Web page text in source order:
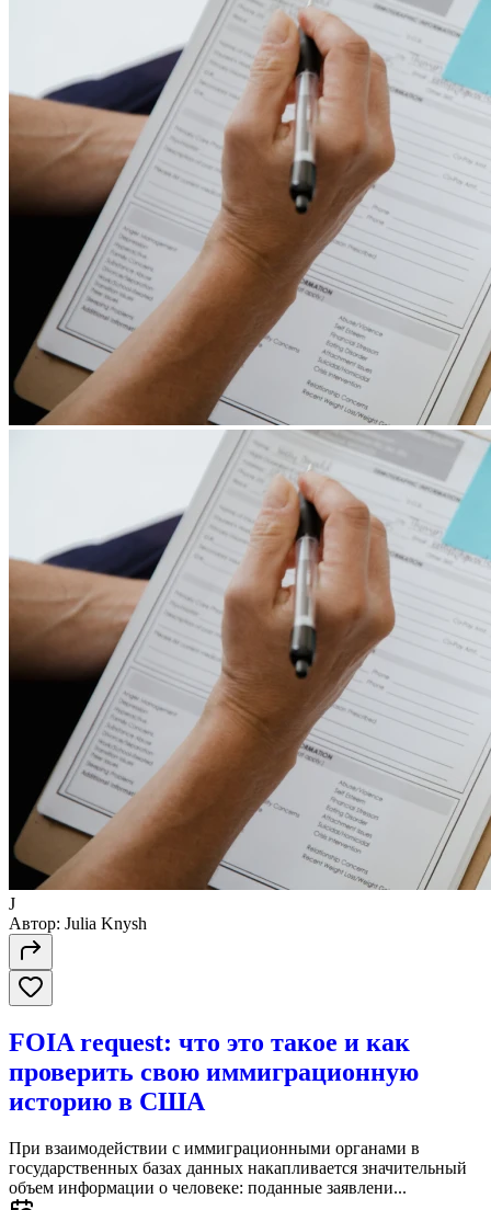
J
Автор: Julia Knysh
FOIA request: что это такое и как
проверить свою иммиграционную
историю в США
При взаимодействии с иммиграционными органами в
государственных базах данных накапливается значительный
объем информации о человеке: поданные заявлени...